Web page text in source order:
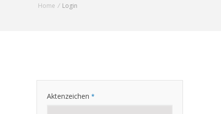
Home / Login
Aktenzeichen *